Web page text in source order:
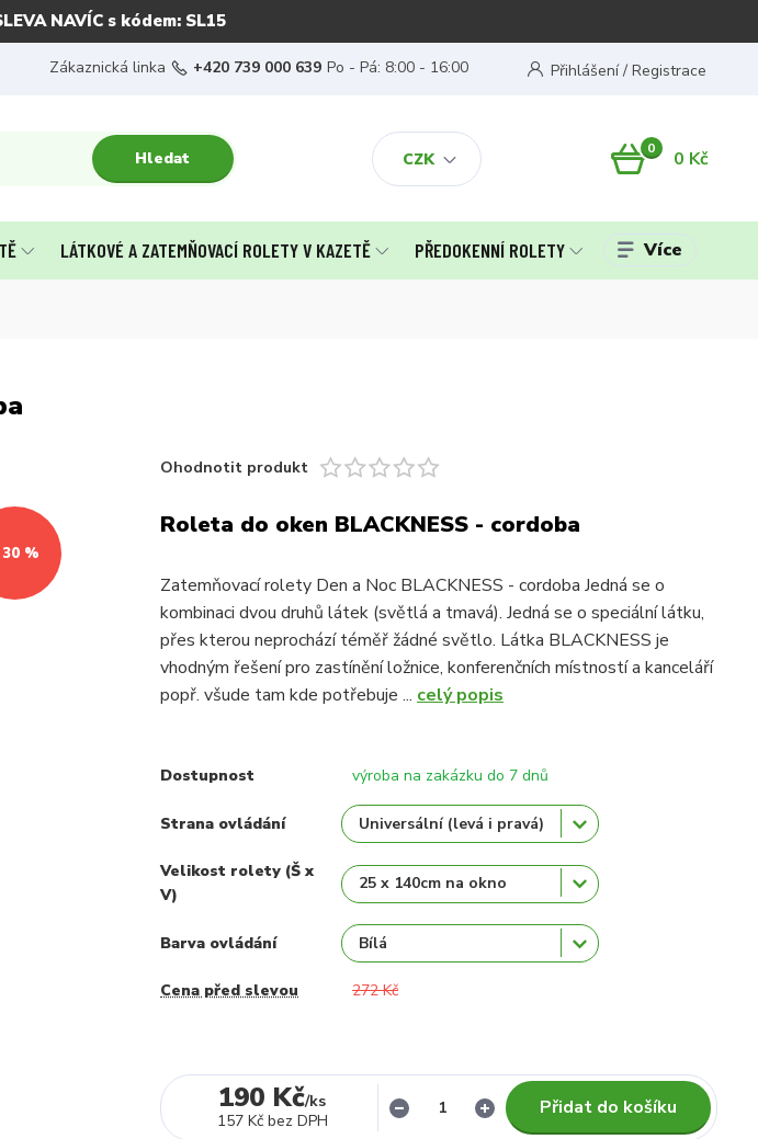
NAVÍC s kódem: SL15
CZK
Přihlášení / Registrace
Hledat
Zákaznická linka +420 739 000 639 Po - Pá: 8:00 - 16:00
0 0 Kč
LÁTKOVÉ A ZATEMŇOVACÍ ROLETY V KAZETĚ PŘEDOKENNÍ ROLETY Více
%
Ohodnotit produkt
Roleta do oken BLACKNESS - cordoba
Zatemňovací rolety Den a Noc BLACKNESS - cordoba Jedná se o
kombinaci dvou druhů látek (světlá a tmavá). Jedná se o speciální látku,
přes kterou neprochází téměř žádné světlo. Látka BLACKNESS je
vhodným řešení pro zastínění ložnice, konferenčních místností a kanceláří
popř. všude tam kde potřebuje ... celý popis
Dostupnost výroba na zakázku do 7 dnů
Strana ovládání
Velikost rolety (Š x
V)
Barva ovládání
Cena před slevou 272 Kč
190 Kč/ks
157 Kč bez DPH
Přidat do košíku